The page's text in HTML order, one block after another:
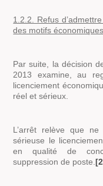
1.2.2. Refus
des motifs économiques
Par suite, la décision
2013 examine, au
licenciement
réel et sérieux.
L’arrêt relève que
sérieuse le
en qualité de
suppression de poste .